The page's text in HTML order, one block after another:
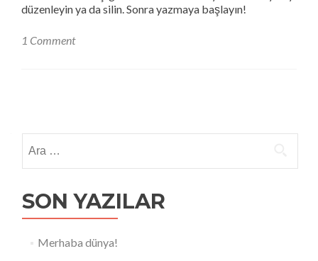
düzenleyin ya da silin. Sonra yazmaya başlayın!
1 Comment
SON YAZILAR
Merhaba dünya!